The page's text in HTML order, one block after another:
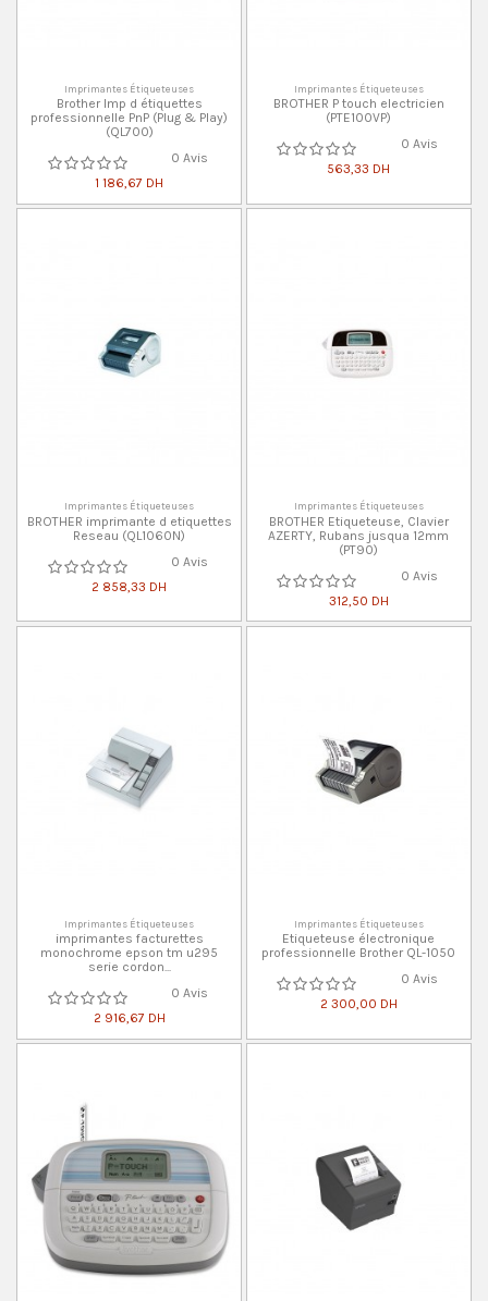
Imprimantes Étiqueteuses
Brother Imp d étiquettes
professionnelle PnP (Plug & Play)
(QL700)
0 Avis
1 186,67 DH
Imprimantes Étiqueteuses
BROTHER P touch electricien
(PTE100VP)
0 Avis
563,33 DH
Imprimantes Étiqueteuses
BROTHER imprimante d etiquettes
Reseau (QL1060N)
0 Avis
2 858,33 DH
Imprimantes Étiqueteuses
BROTHER Etiqueteuse, Clavier
AZERTY, Rubans jusqua 12mm
(PT90)
0 Avis
312,50 DH
Imprimantes Étiqueteuses
imprimantes facturettes
monochrome epson tm u295
serie cordon...
0 Avis
2 916,67 DH
Imprimantes Étiqueteuses
Etiqueteuse électronique
professionnelle Brother QL-1050
0 Avis
2 300,00 DH